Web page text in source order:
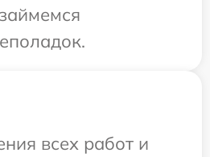
всех работ и